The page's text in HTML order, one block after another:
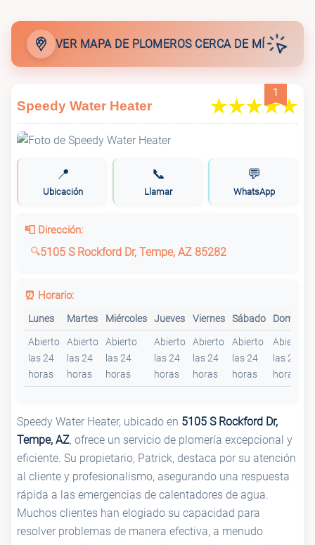
🚰 All Aloha Plumbing Phoenix
Rooter Hero Plumbing & Air of Tempe
API Plumbing, Inc.
VER MAPA DE PLOMEROS CERCA DE MÍ
1
Speedy Water Heater
📍
Ubicación
📞
Llamar
💬
WhatsApp
📮 Dirección:
5105 S Rockford Dr, Tempe, AZ 85282
⏰ Horario:
Lunes Martes Miércoles Jueves Viernes Sábado Domingo
Abierto
las 24
horas
Abierto
las 24
horas
Abierto
las 24
horas
Abierto
las 24
horas
Abierto
las 24
horas
Abierto
las 24
horas
Abierto
las 24
horas
Speedy Water Heater, ubicado en 5105 S Rockford Dr,
Tempe, AZ, ofrece un servicio de plomería excepcional y
eficiente. Su propietario, Patrick, destaca por su atención
al cliente y profesionalismo, asegurando una respuesta
rápida a las emergencias de calentadores de agua.
Muchos clientes han elogiado su capacidad para
resolver problemas de manera efectiva, a menudo